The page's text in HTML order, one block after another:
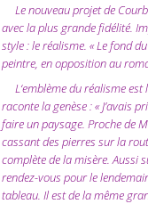
Le nouveau projet de
avec la plus grande fidélité.
style : le réalisme. « Le fond
peintre, en opposition au
L‘emblème du réalisme est
raconte la genèse : « J’avais
faire un paysage. Proche de
cassant des pierres sur la
complète de la misère. Aussi
rendez-vous pour le
tableau. Il est de la même